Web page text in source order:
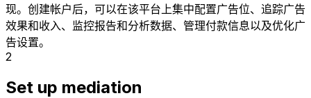
现。创建帐户后，可以在该平台上集中配置广告位、追踪广告
效果和收入、监控报告和分析数据、管理付款信息以及优化广
告设置。
2
Set up mediation